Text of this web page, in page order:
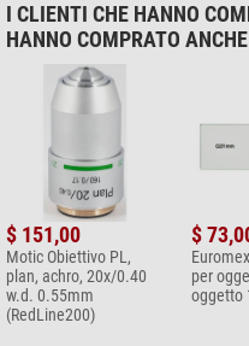
I CLIENTI CHE HANNO
HANNO COMPRATO
$ 151,00
Motic Obiettivo PL,
plan, achro, 20x/0.40
w.d. 0.55mm
(RedLine200)
$
per
oggetto